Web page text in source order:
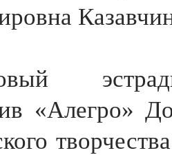
«Алегро»